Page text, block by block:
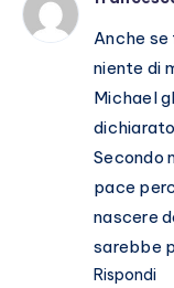
Martino
Anche
niente di
Michael
Secondo
pace
nascere
sarebbe
Rispondi